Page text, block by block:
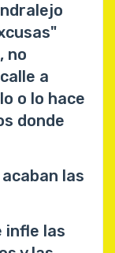
no
a
o lo hace
donde
las
infle las